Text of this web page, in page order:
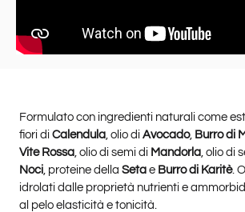
Formulato con ingredienti naturali come
fiori di Calendula , olio di Avocado, Burro di
Vite Rossa , olio di semi di Mandorla , olio di
Noci , proteine della Seta e Burro di Karitè.
idrolati dalle proprietà nutrienti e
al pelo elasticità e tonicità.